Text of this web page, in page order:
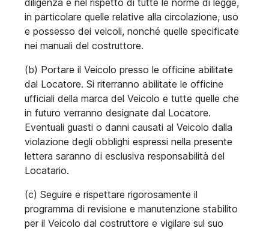
diligenza e nel rispetto di tutte le norme di legge,
in particolare quelle relative alla circolazione, uso
e possesso dei veicoli, nonché quelle specificate
nei manuali del costruttore.
(b) Portare il Veicolo presso le officine abilitate
dal Locatore. Si riterranno abilitate le officine
ufficiali della marca del Veicolo e tutte quelle che
in futuro verranno designate dal Locatore.
Eventuali guasti o danni causati al Veicolo dalla
violazione degli obblighi espressi nella presente
lettera saranno di esclusiva responsabilità del
Locatario.
(c) Seguire e rispettare rigorosamente il
programma di revisione e manutenzione stabilito
per il Veicolo dal costruttore e vigilare sul suo